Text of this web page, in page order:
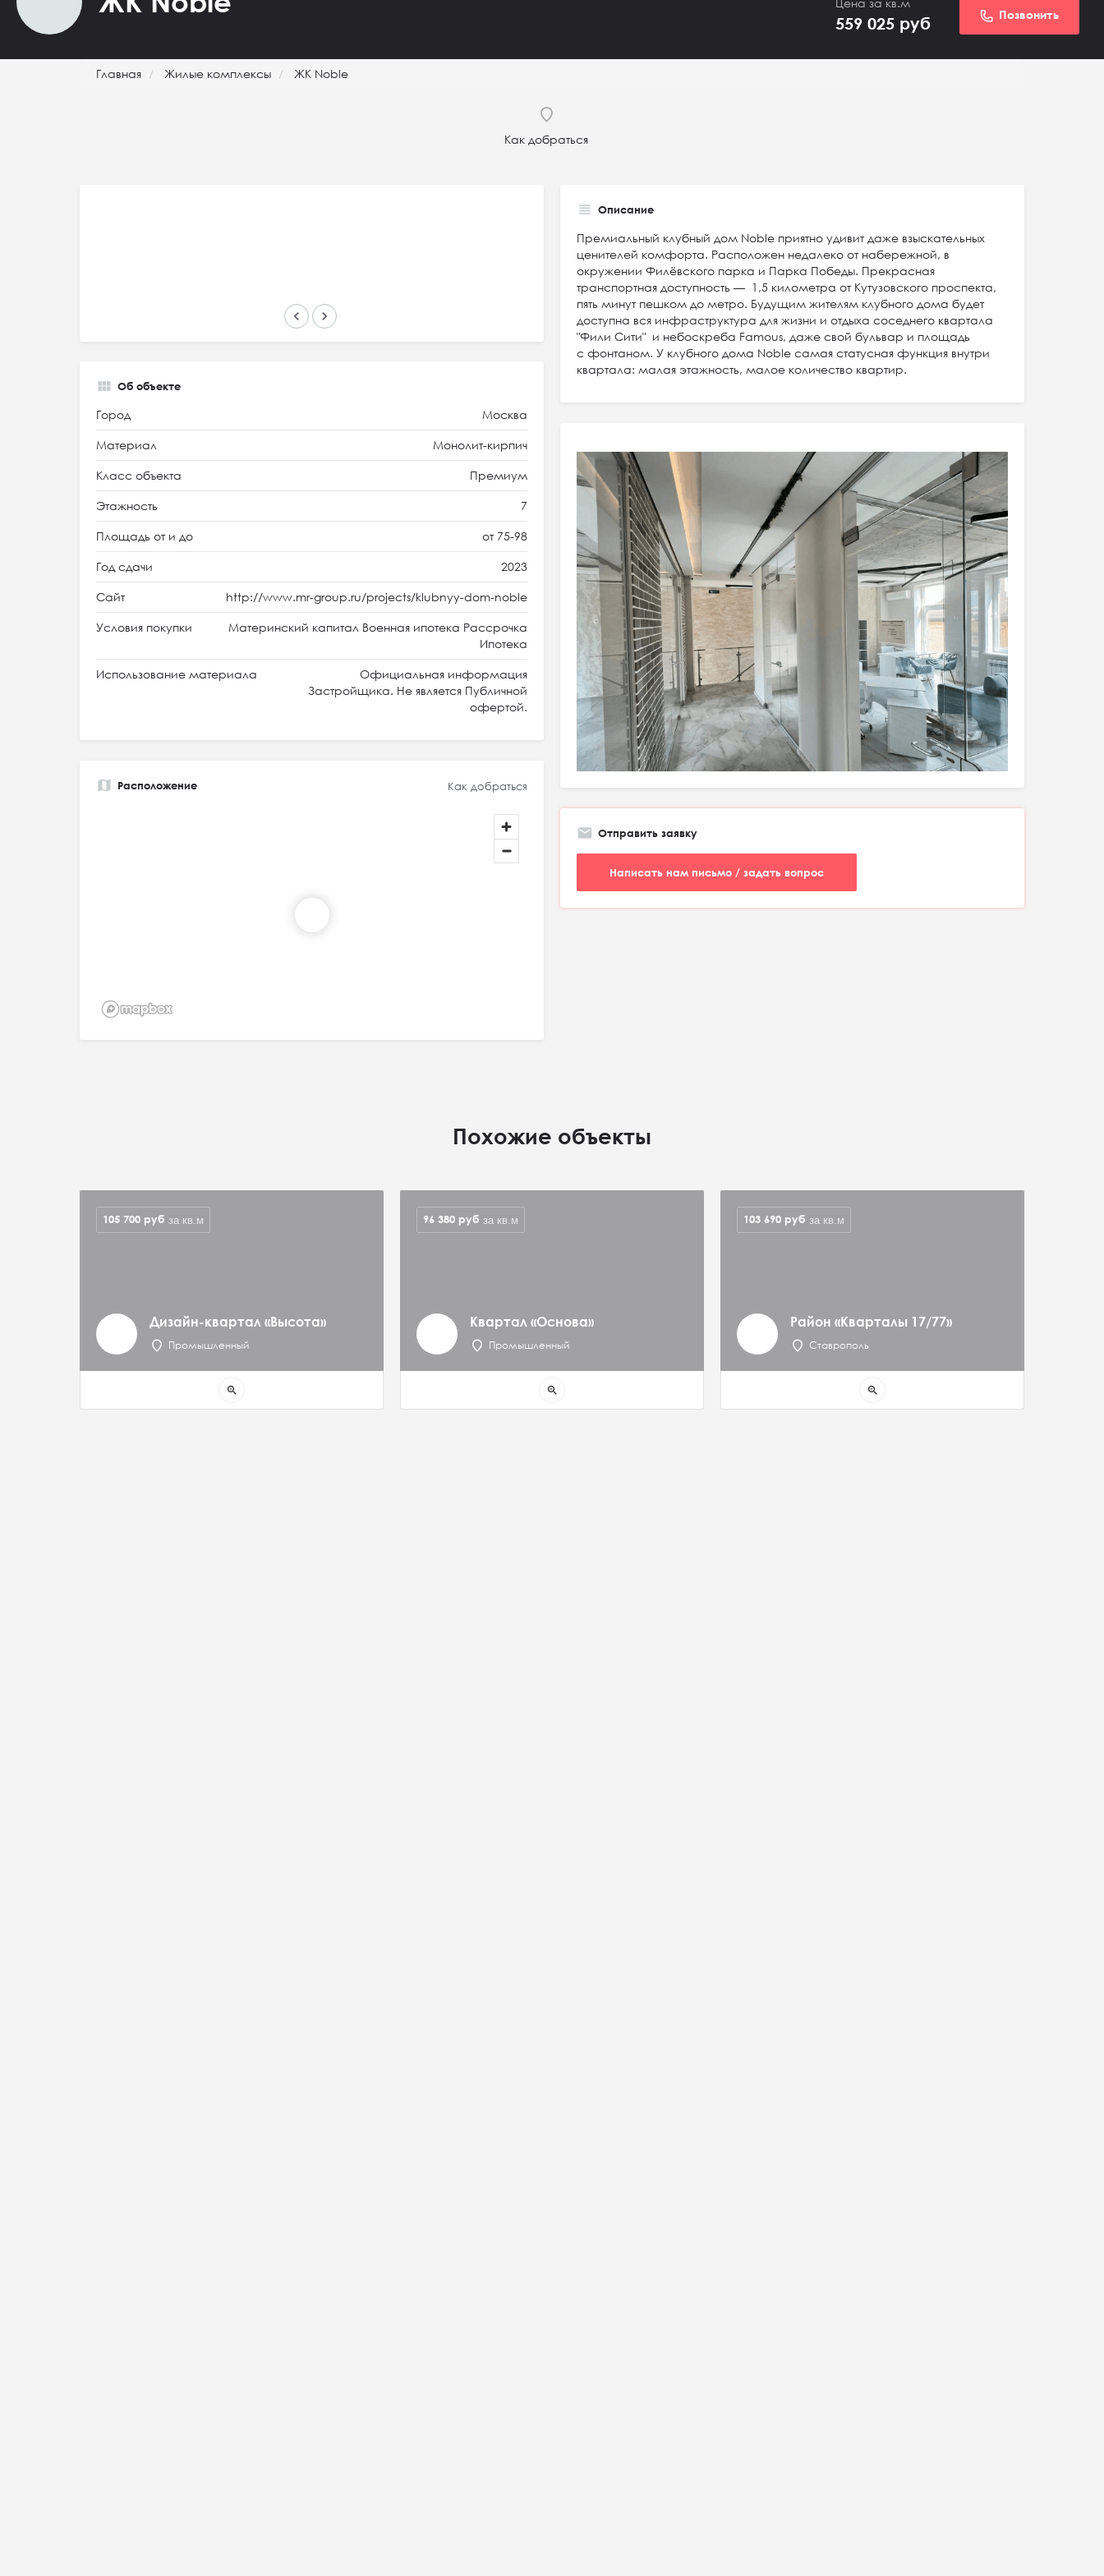
Цена за кв.м
559 025 руб Позвонить
Главная Жилые комплексы ЖК Noble
Как добраться
keyboard_arrow_left keyboard_arrow_right
Описание
Премиальный клубный дом Noble приятно удивит даже взыскательных
ценителей комфорта. Расположен недалеко от набережной, в
окружении Филёвского парка и Парка Победы. Прекрасная
транспортная доступность — 1,5 километра от Кутузовского проспекта,
пять минут пешком до метро. Будущим жителям клубного дома будет
доступна вся инфраструктура для жизни и отдыха соседнего квартала
"Фили Сити" и небоскреба Famous, даже свой бульвар и площадь
с фонтаном. У клубного дома Noble самая статусная функция внутри
квартала: малая этажность, малое количество квартир.
Об объекте
Город Москва
Материал Монолит-кирпич
Класс объекта Премиум
Этажность 7
Площадь от и до от 75-98
Год сдачи 2023
Сайт http://www.mr-group.ru/projects/klubnyy-dom-noble
Условия покупки
Материнский капитал Военная ипотека Рассрочка
Ипотека
Использование материала
Официальная информация
Застройщика. Не является Публичной
офертой.
Расположение Как добраться
Отправить заявку
Написать нам письмо / задать вопрос
Похожие объекты
Дизайн-квартал «Высота»
Промышленный
105 700 руб за кв.м
zoom_in
Квартал «Основа»
Промышленный
96 380 руб за кв.м
zoom_in
Район «Кварталы 17/77»
Ставрополь
103 690 руб за кв.м
zoom_in